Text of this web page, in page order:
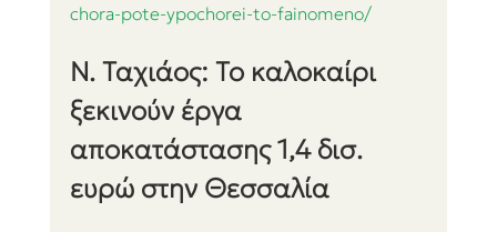
chora-pote-ypochorei-to-fainomeno/
Ν. Ταχιάος: Το καλοκαίρι
ξεκινούν έργα
αποκατάστασης 1,4 δισ.
ευρώ στην Θεσσαλία